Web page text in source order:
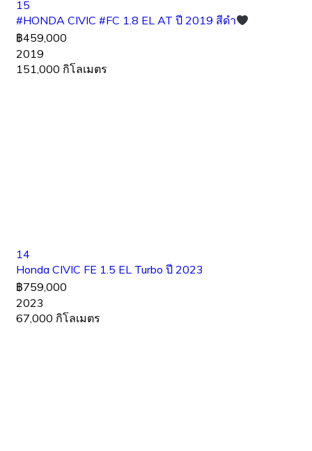
15
#HONDA CIVIC #FC 1.8 EL AT ปี 2019 สีดำ
฿459,000
2019
151,000 กิโลเมตร
14
Honda CIVIC FE 1.5 EL Turbo ปี 2023
฿759,000
2023
67,000 กิโลเมตร